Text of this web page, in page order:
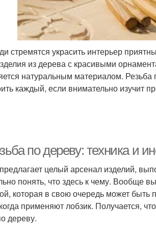
стремятся украсить интерьер
из дерева с красивыми
натуральным материалом.
каждый, если внимательно изучит
по дереву: техника и
целый арсенал изделий,
понять, что здесь к чему. Вообще
которая в свою очередь может быть
применяют лобзик. Получается,
дереву.